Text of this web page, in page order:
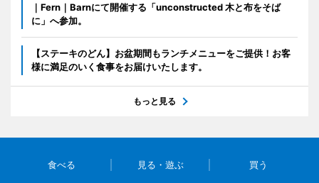
｜Fern｜Barnにて開催する「unconstructed 木と布をそば
に」へ参加。
【ステーキのどん】お盆期間もランチメニューをご提供！お客
様に満足のいく食事をお届けいたします。
もっと見る
食べる 見る・遊ぶ 買う